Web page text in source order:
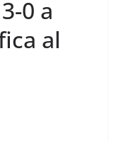
0 a
al